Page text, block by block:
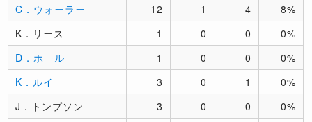
C．ウォーラー
12 1 4
8%
K．リース
1 0 0
0%
D．ホール
1 0 0
0%
K．ルイ
3 0 1
0%
J．トンプソン
3 0 0
0%